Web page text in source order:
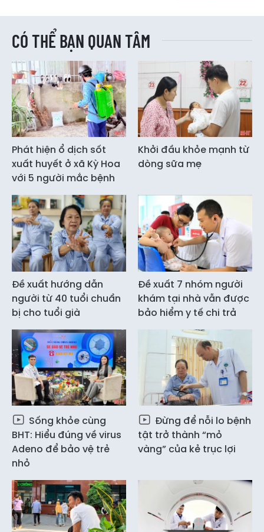
CÓ THỂ BẠN QUAN TÂM
Phát hiện ổ dịch sốt
xuất huyết ở xã Kỳ Hoa
với 5 người mắc bệnh
Khởi đầu khỏe mạnh từ
dòng sữa mẹ
Đề xuất hướng dẫn
người từ 40 tuổi chuẩn
bị cho tuổi già
Đề xuất 7 nhóm người
khám tại nhà vẫn được
bảo hiểm y tế chi trả
Sống khỏe cùng
BHT: Hiểu đúng về virus
Adeno để bảo vệ trẻ
nhỏ
Đừng để nỗi lo bệnh
tật trở thành “mỏ
vàng” của kẻ trục lợi